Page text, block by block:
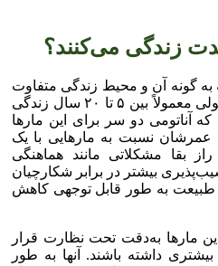
زندگی می‌کنند؟
گونه آن و محیط زندگی متفاوت
است. در طبیعت، یک مار معمولی معمولاً بین ۵ تا ۲۰ سال زندگی
آناتومی دو سر برای این مار‌ها
عمرشان نسبت به مار‌هایی با یک
بقا مشکلاتی مانند هماهنگی
بیشتر در برابر شکارچیان
طبیعت به طور قابل توجهی کاهش
مار‌ها به‌دقت تحت نظارت قرار
داشته باشند. آنها به طور